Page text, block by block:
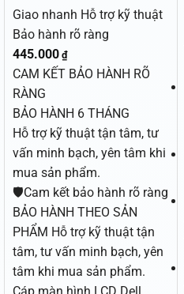
Giao nhanh Hỗ trợ kỹ thuật
Bảo hành rõ ràng
445.000 ₫
CAM KẾT BẢO HÀNH RÕ
RÀNG
BẢO HÀNH 6 THÁNG
Hỗ trợ kỹ thuật tận tâm, tư
vấn minh bạch, yên tâm khi
mua sản phẩm.
🛡️Cam kết bảo hành rõ ràng
BẢO HÀNH THEO SẢN
PHẨM Hỗ trợ kỹ thuật tận
tâm, tư vấn minh bạch, yên
tâm khi mua sản phẩm.